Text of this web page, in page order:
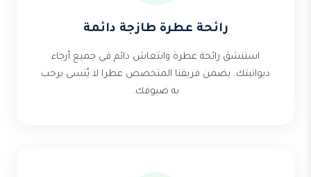
رائحة عطرة طازجة دائمة
استنشق رائحة عطرة وانتعاش دائم في جميع أرجاء
ديوانيتك. يضمن فريقنا المتخصص عطرا لا يُنسى يرحب
به ضيوفك.